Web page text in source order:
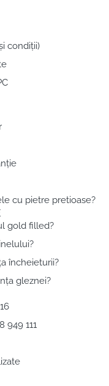
condiții)
cu pietre pretioase?
gold filled?
încheieturii?
gleznei?
949 111